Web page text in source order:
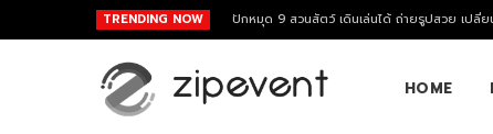
TRENDING NOW ปักหมุด 9 สวนสัตว์ เดินเล่นได้ ถ่ายรูปสวย เปลี่ย
HOME